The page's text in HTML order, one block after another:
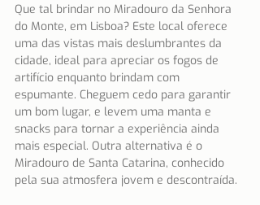
Que tal brindar no Miradouro da Senhora
do Monte, em Lisboa? Este local oferece
uma das vistas mais deslumbrantes da
cidade, ideal para apreciar os fogos de
artifício enquanto brindam com
espumante. Cheguem cedo para garantir
um bom lugar, e levem uma manta e
snacks para tornar a experiência ainda
mais especial. Outra alternativa é o
Miradouro de Santa Catarina, conhecido
pela sua atmosfera jovem e descontraída.